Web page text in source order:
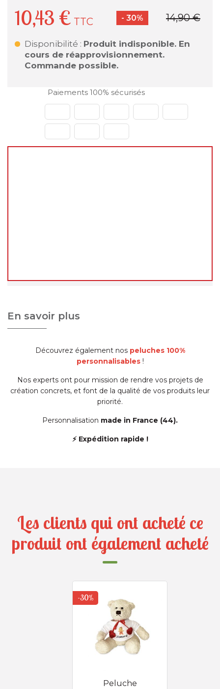
10,43 € TTC - 30% 14,90 €
Disponibilité : Produit indisponible. En
cours de réapprovisionnement.
Commande possible.
Paiements 100% sécurisés
En savoir plus
Découvrez également nos peluches 100%
personnalisables!
Nos experts ont pour mission de rendre vos projets de
création concrets, et font de la qualité de vos produits leur
priorité.
Personnalisation made in France (44).
⚡ Expédition rapide !
Les clients qui ont acheté ce
produit ont également acheté
-30%
Peluche